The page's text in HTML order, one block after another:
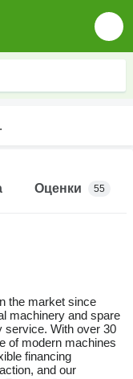
Оценки 55
the market since
machinery and spare
service. With over 30
of modern machines
financing
and our